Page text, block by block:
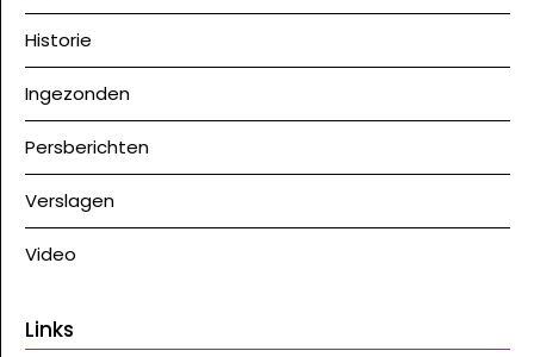
Historie
Ingezonden
Persberichten
Verslagen
Video
Links